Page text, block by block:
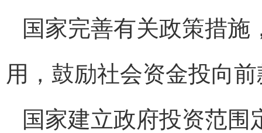
国家完善有关政策措施
用，鼓励社会资金投向
国家建立政府投资范围